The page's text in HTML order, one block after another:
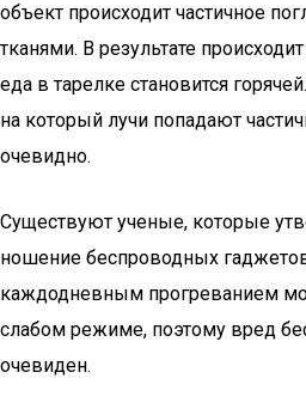
объект происходит частичное
тканями. В результате
еда в тарелке становится
на который лучи попадают
очевидно.
Существуют ученые, которые
ношение беспроводных
каждодневным прогреванием
слабом режиме, поэтому вред
очевиден.